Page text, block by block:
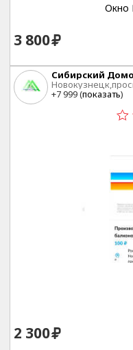
Окно
3 800
Сибирский
+7 999 (показать)
2 300